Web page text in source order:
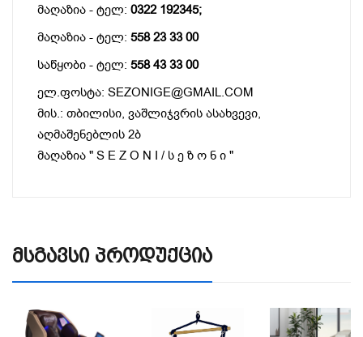
მაღაზია - ტელ: 0322 192345;
მაღაზია - ტელ: 558 23 33 00
საწყობი - ტელ: 558 43 33 00
ელ.ფოსტა: SEZONIGE@GMAIL.COM
მის.: თბილისი, ვაშლიჯვრის ასახვევი,
აღმაშენებლის 2ბ
მაღაზია " S E Z O N I / ს ე ზ ო ნ ი "
Მსგავსი Პროდუქცია